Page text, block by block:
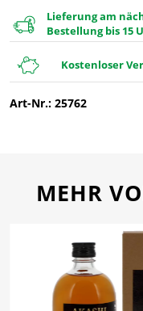
Lieferung am
Bestellung bis 15
Kostenloser
Art-Nr.: 25762
MEHR